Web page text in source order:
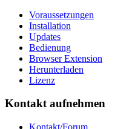
Voraussetzungen
Installation
Updates
Bedienung
Browser Extension
Herunterladen
Lizenz
Kontakt aufnehmen